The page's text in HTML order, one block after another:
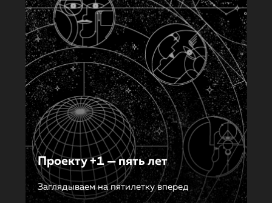
Проекту +1 — пять лет
Заглядываем на пятилетку вперед